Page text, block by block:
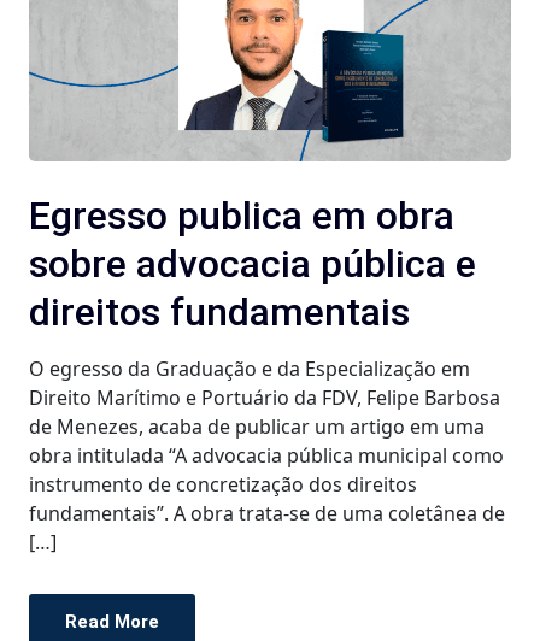
Egresso publica em obra
sobre advocacia pública e
direitos fundamentais
O egresso da Graduação e da Especialização em
Direito Marítimo e Portuário da FDV, Felipe Barbosa
de Menezes, acaba de publicar um artigo em uma
obra intitulada “A advocacia pública municipal como
instrumento de concretização dos direitos
fundamentais”. A obra trata-se de uma coletânea de
[…]
Read More